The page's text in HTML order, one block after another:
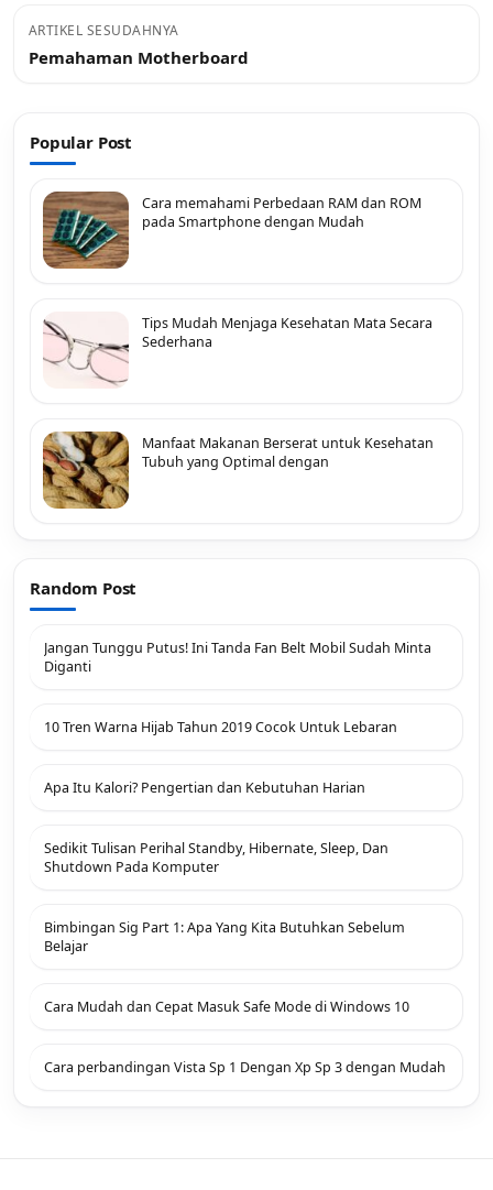
ARTIKEL SESUDAHNYA
Pemahaman Motherboard
Popular Post
Cara memahami Perbedaan RAM dan ROM
pada Smartphone dengan Mudah
Tips Mudah Menjaga Kesehatan Mata Secara
Sederhana
Manfaat Makanan Berserat untuk Kesehatan
Tubuh yang Optimal dengan
Random Post
Jangan Tunggu Putus! Ini Tanda Fan Belt Mobil Sudah Minta
Diganti
10 Tren Warna Hijab Tahun 2019 Cocok Untuk Lebaran
Apa Itu Kalori? Pengertian dan Kebutuhan Harian
Sedikit Tulisan Perihal Standby, Hibernate, Sleep, Dan
Shutdown Pada Komputer
Bimbingan Sig Part 1: Apa Yang Kita Butuhkan Sebelum
Belajar
Cara Mudah dan Cepat Masuk Safe Mode di Windows 10
Cara perbandingan Vista Sp 1 Dengan Xp Sp 3 dengan Mudah